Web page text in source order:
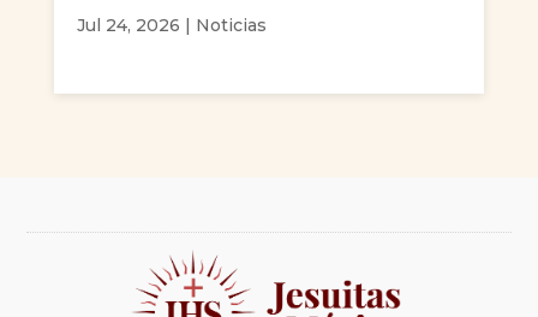
Jul 24, 2026 | Noticias